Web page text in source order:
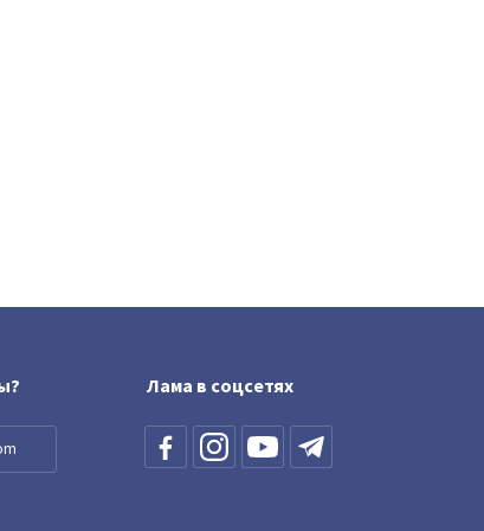
Лама в соцсетях